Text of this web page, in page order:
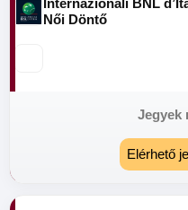
Internazionali BNL
Női Döntő
Jegyek
Elérhető